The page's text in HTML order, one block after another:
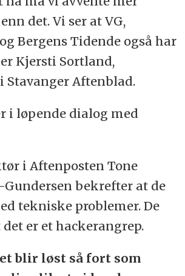
det. Vi ser at VG,
Bergens Tidende også har
Kjersti Sortland,
Stavanger Aftenblad.
i løpende dialog med
i Aftenposten Tone
Gundersen bekrefter at de
tekniske problemer. De
er et hackerangrep.
blir løst så fort som